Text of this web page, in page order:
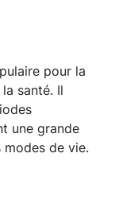
pour la
santé. Il
une grande
de vie.